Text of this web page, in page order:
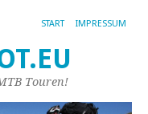
START IMPRESSUM
Touren!